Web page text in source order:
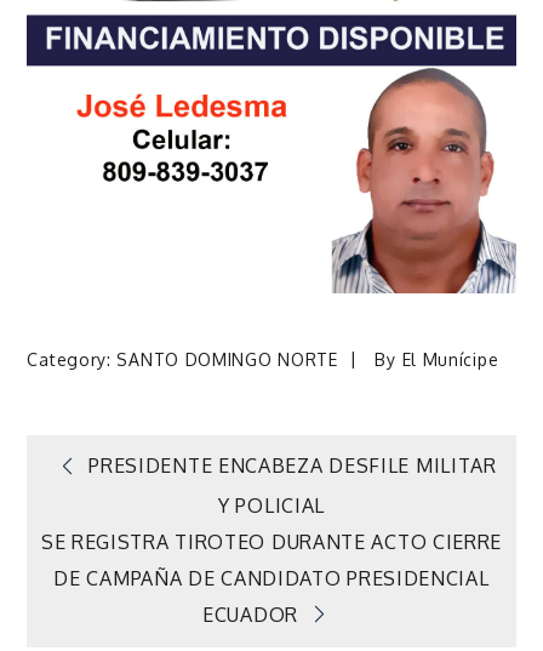
Category: SANTO DOMINGO NORTE By El Munícipe
Navegación
de
entradas
PRESIDENTE ENCABEZA DESFILE MILITAR
Y POLICIAL
SE REGISTRA TIROTEO DURANTE ACTO CIERRE
DE CAMPAÑA DE CANDIDATO PRESIDENCIAL
ECUADOR